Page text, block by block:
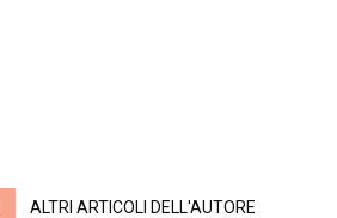
ALTRI ARTICOLI DELL'AUTORE